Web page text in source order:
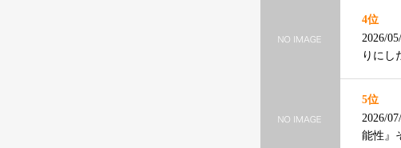
4位
2026/
りにし
5位
2026/
能性』